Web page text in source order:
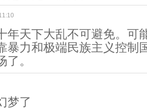
年天下大乱不可避免。可
暴力和极端民族主义控制
。
梦了